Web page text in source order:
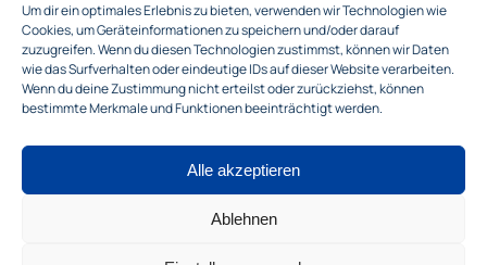
Um dir ein optimales Erlebnis zu bieten, verwenden wir Technologien wie
Cookies, um Geräteinformationen zu speichern und/oder darauf
zuzugreifen. Wenn du diesen Technologien zustimmst, können wir Daten
wie das Surfverhalten oder eindeutige IDs auf dieser Website verarbeiten.
Wenn du deine Zustimmung nicht erteilst oder zurückziehst, können
bestimmte Merkmale und Funktionen beeinträchtigt werden.
Alle akzeptieren
Ablehnen
Quicklinks
Rechtliches
DatenschutzerklärungCookie-Richtlinie (EU)